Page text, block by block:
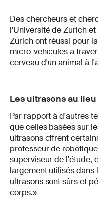
Des chercheurs et
l'Université de Zurich
Zurich ont réussi pour
micro-véhicules à
cerveau d'un animal à
Les ultrasons au
Par rapport à d'autres
que celles basées sur
ultrasons offrent
professeur de
superviseur de l'étude,
largement utilisés dans
ultrasons sont sûrs et
corps.»